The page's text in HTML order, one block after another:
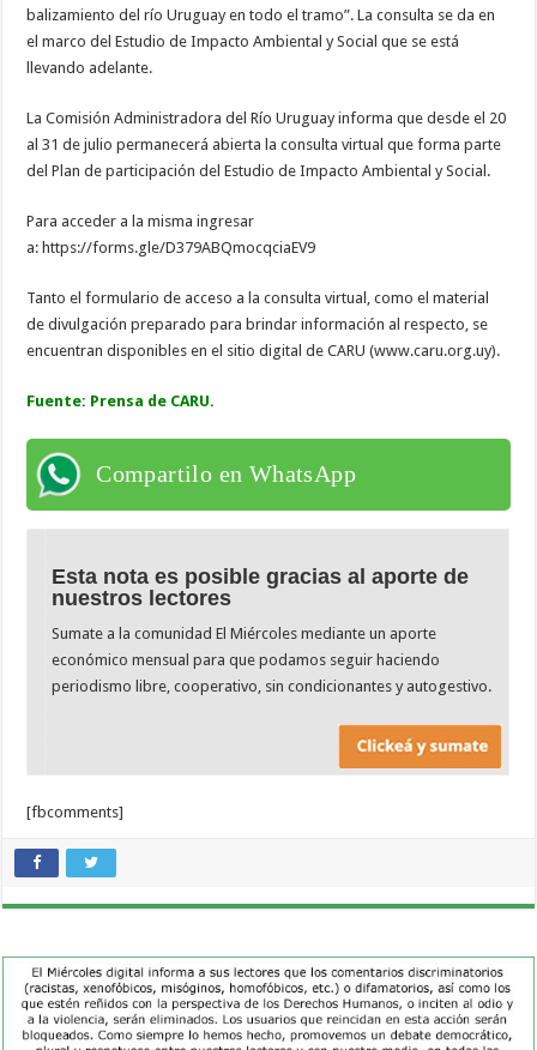
balizamiento del río Uruguay en todo el tramo”. La consulta se da en
el marco del Estudio de Impacto Ambiental y Social que se está
llevando adelante.
La Comisión Administradora del Río Uruguay informa que desde el 20
al 31 de julio permanecerá abierta la consulta virtual que forma parte
del Plan de participación del Estudio de Impacto Ambiental y Social.
Para acceder a la misma ingresar
a: https://forms.gle/D379ABQmocqciaEV9
Tanto el formulario de acceso a la consulta virtual, como el material
de divulgación preparado para brindar información al respecto, se
encuentran disponibles en el sitio digital de CARU (www.caru.org.uy).
Fuente: Prensa de CARU.
Compartilo en WhatsApp
Esta nota es posible gracias al aporte de
nuestros lectores
Sumate a la comunidad El Miércoles mediante un aporte
económico mensual para que podamos seguir haciendo
periodismo libre, cooperativo, sin condicionantes y autogestivo.
[fbcomments]